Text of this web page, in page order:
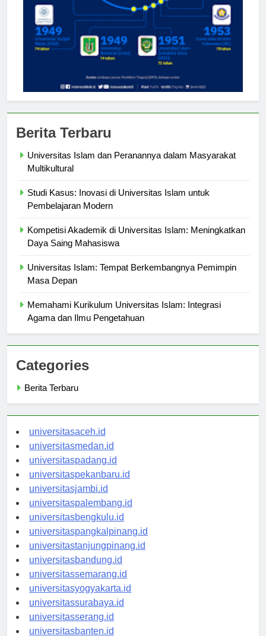
Universitas Islam dan Peranannya dalam Masyarakat
Studi Kasus: Inovasi di Universitas Islam untuk
Kompetisi Akademik di Universitas Islam: Meningkatkan
Universitas Islam: Tempat Berkembangnya Pemimpin
Memahami Kurikulum Universitas Islam: Integrasi
Categories
universitasaceh.id
universitasmedan.id
universitaspadang.id
universitaspekanbaru.id
universitasjambi.id
universitaspalembang.id
universitasbengkulu.id
universitaspangkalpinang.id
universitastanjungpinang.id
universitasbandung.id
universitassemarang.id
universitasyogyakarta.id
universitassurabaya.id
universitasserang.id